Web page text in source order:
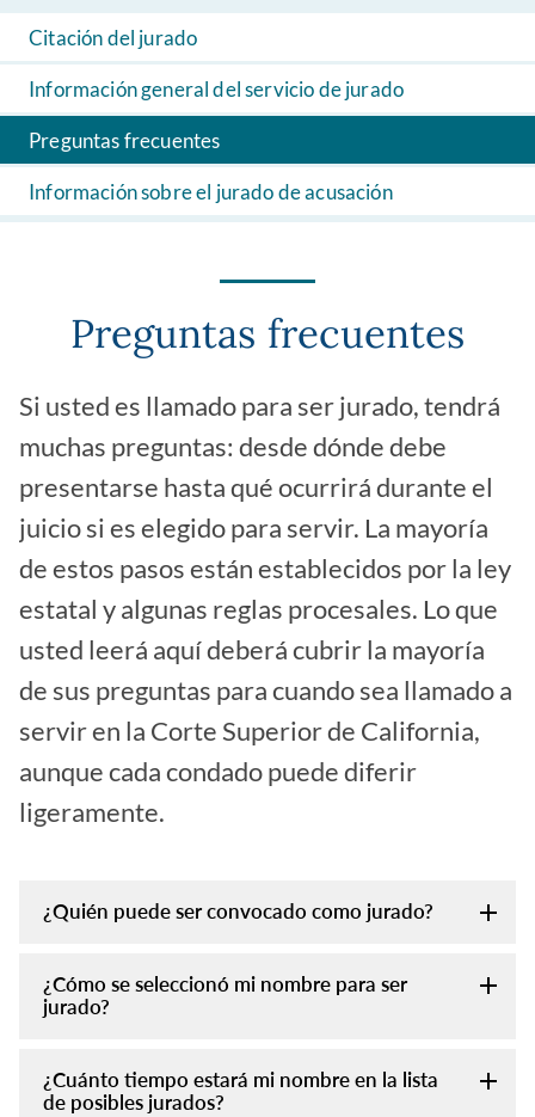
Citación del jurado
Información general del servicio de jurado
Preguntas frecuentes
Información sobre el jurado de acusación
Preguntas frecuentes
Si usted es llamado para ser jurado, tendrá
muchas preguntas: desde dónde debe
presentarse hasta qué ocurrirá durante el
juicio si es elegido para servir. La mayoría
de estos pasos están establecidos por la ley
estatal y algunas reglas procesales. Lo que
usted leerá aquí deberá cubrir la mayoría
de sus preguntas para cuando sea llamado a
servir en la Corte Superior de California,
aunque cada condado puede diferir
ligeramente.
¿Quién puede ser convocado como jurado?
¿Cómo se seleccionó mi nombre para ser
jurado?
¿Cuánto tiempo estará mi nombre en la lista
de posibles jurados?